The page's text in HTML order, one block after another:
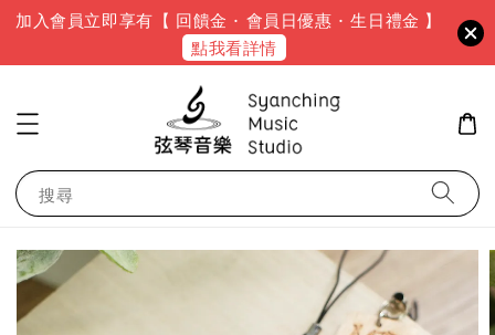
加入會員立即享有【 回饋金 · 會員日優惠 · 生日禮金 】
點我看詳情
搜尋